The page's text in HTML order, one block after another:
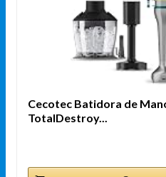
Cecotec Batidora de
TotalDestroy...